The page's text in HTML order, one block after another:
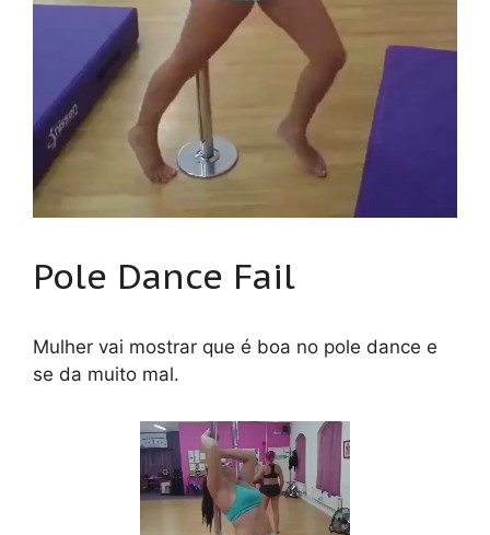
Pole Dance Fail
Mulher vai mostrar que é boa no pole dance e
se da muito mal.